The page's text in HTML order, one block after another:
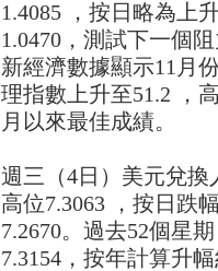
1.4085 ，按日略為上
1.0470，測試下一個
新經濟數據顯示11月
理指數上升至51.2 ，
月以來最佳成績。
週三（4日）美元兌換
高位7.3063 ，按日跌
7.2670。過去52個星
7.3154，按年計算升